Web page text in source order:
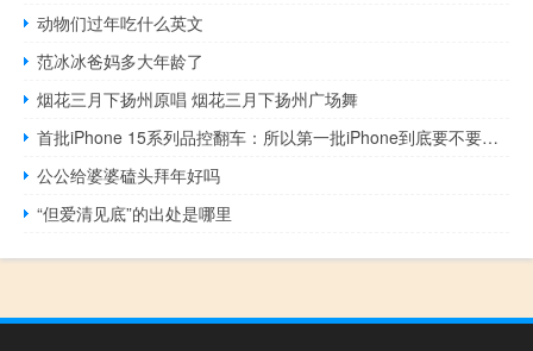
动物们过年吃什么英文
范冰冰爸妈多大年龄了
烟花三月下扬州原唱 烟花三月下扬州广场舞
首批iPhone 15系列品控翻车：所以第一批iPhone到底要不要买？
公公给婆婆磕头拜年好吗
“但爱清见底”的出处是哪里